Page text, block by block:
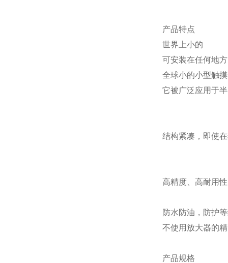
产品特点
世界上小的
可安装在任何地
全球小的小型触
它被广泛应用于
结构紧凑，即使
高精度、高耐用性
防水防油，防护
不使用放大器的
产品规格